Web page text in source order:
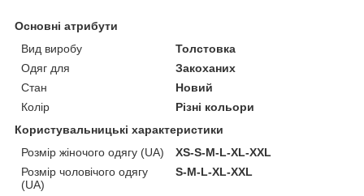
Основні атрибути
Вид виробу
Толстовка
Одяг для
Закоханих
Стан
Новий
Колір
Різні кольори
Користувальницькі характеристики
Розмір жіночого одягу (UA)
XS-S-M-L-XL-XXL
Розмір чоловічого одягу
(UA)
S-M-L-XL-XXL